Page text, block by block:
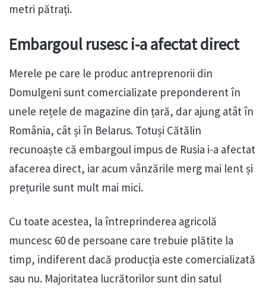
metri pătrați.
Embargoul rusesc i-a afectat direct
Merele pe care le produc antreprenorii din
Domulgeni sunt comercializate preponderent în
unele rețele de magazine din țară, dar ajung atât în
România, cât și în Belarus. Totuși Cătălin
recunoaște că embargoul impus de Rusia i-a afectat
afacerea direct, iar acum vânzările merg mai lent și
prețurile sunt mult mai mici.
Cu toate acestea, la întreprinderea agricolă
muncesc 60 de persoane care trebuie plătite la
timp, indiferent dacă producția este comercializată
sau nu. Majoritatea lucrătorilor sunt din satul